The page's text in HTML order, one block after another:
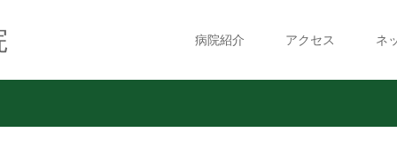
病院紹介 アクセス ネ